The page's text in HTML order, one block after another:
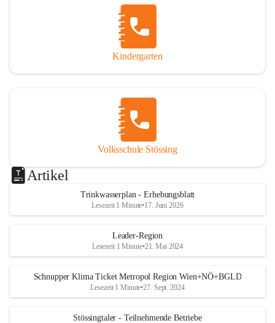
Kindergarten
Volksschule Stössing
Artikel
Trinkwasserplan - Erhebungsblatt
Lesezeit 1 Minute•17. Juni 2026
Leader-Region
Lesezeit 1 Minute•21. Mai 2024
Schnupper Klima Ticket Metropol Region Wien+NÖ+BGLD
Lesezeit 1 Minute•27. Sept. 2024
Stössingtaler - Teilnehmende Betriebe